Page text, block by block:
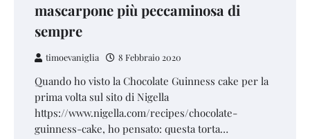
mascarpone più peccaminosa di
sempre
timoevaniglia 8 Febbraio 2020
Quando ho visto la Chocolate Guinness cake per la
prima volta sul sito di Nigella
https://www.nigella.com/recipes/chocolate-
guinness-cake, ho pensato: questa torta…